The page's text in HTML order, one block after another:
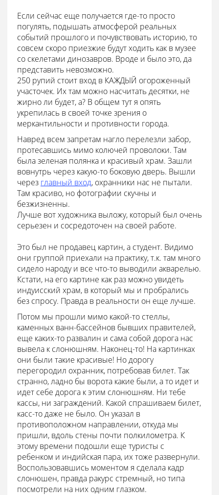
Если сейчас еще получается где-то просто
погулять, подышать атмосферой реальных
событий прошлого и почувствовать историю, то
совсем скоро приезжие будут ходить как в музее
со скелетами динозавров. Вроде и было это, да
представить невозможно.
250 рупий стоит вход в КАЖДЫЙ огороженный
участочек. Их там можно насчитать десятки, не
жирно ли будет, а? В общем тут я опять
укрепилась в своей точке зрения о
меркантильности и противности города.
Навред всем запретам нагло перелезли забор,
протесавшись мимо колючей проволоки. Там
была зеленая полянка и красивый храм. Зашли
вовнутрь через какую-то боковую дверь. Вышли
через главный вход, охранники нас не пытали.
Там красиво, но фотографии скучны и
безжизненны.
Лучше вот художника выложу, который был очень
серьезен и сосредоточен на своей работе.
Это был не продавец картин, а студент. Видимо
они группой приехали на практику, т.к. там много
сидело народу и все что-то выводили акварелью.
Кстати, на его картине как раз можно увидеть
индуисский храм, в который мы и пробрались
без спросу. Правда в реальности он еще лучше.
Потом мы прошли мимо какой-то стеллы,
каменных ванн-бассейнов бывших правителей,
еще каких-то развалин и сама собой дорога нас
вывела к слонюшням. Наконец-то! На картинках
они были такие красивые! Но дорогу
перегородил охранник, потребовав билет. Так
странно, ладно бы ворота какие были, а то идет и
идет себе дорога к этим слонюшням. Ни тебе
кассы, ни заграждений. Какой спрашиваем билет,
касс-то даже не было. Он указал в
противоположном направлении, откуда мы
пришли, вдоль стены почти полкилометра. К
этому времени подошли еще туристы с
ребенком и индийская пара, их тоже развернули.
Воспользовавшись моментом я сделала кадр
слонюшен, правда ракурс стремный, но типа
посмотрели на них одним глазком.